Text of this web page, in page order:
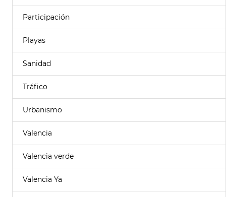
Participación
Playas
Sanidad
Tráfico
Urbanismo
Valencia
Valencia verde
Valencia Ya